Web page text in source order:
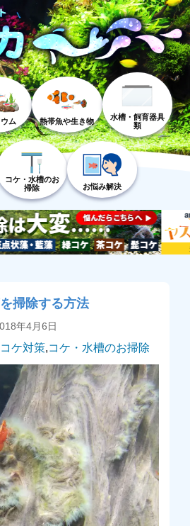
ム 熱帯魚や生き物
水槽・飼育器具
類
コケ・水槽のお
掃除
お悩み解決
掃除する方法
年4月6日
コケ対策,コケ・水槽のお掃除